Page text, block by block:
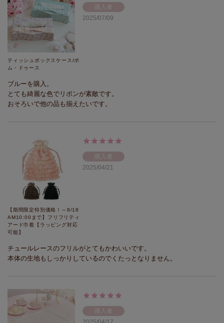
ティッシュボックスケース/ポ
ム・ドゥース
購入者
2025/07/09
ブルーを購入。
とても綺麗な色でリボンが素敵です。
おそろいで他の品も揃えたいです。
【期間限定特別価格！～8/18
AM10:00まで】フリフリティ
アード巾着【ラッピング対応
可能】
購入者
2025/04/21
チュールレースのフリルがとてもかわいいです。
本体の生地もしっかりしているのでくたっとなりません。
購入者